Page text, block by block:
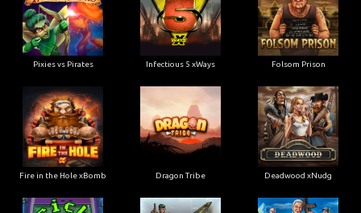
Pixies vs Pirates Infectious 5 xWays Folsom Prison
Fire in the Hole xBomb Dragon Tribe Deadwood xNudg